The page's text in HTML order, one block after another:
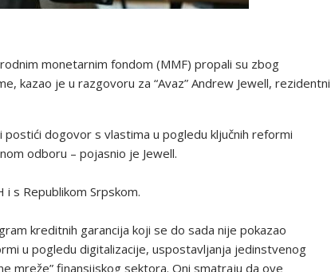
monetarnim fondom (MMF) propali su zbog
kazao je u razgovoru za “Avaz” Andrew Jewell, rezidentni
dogovor s vlastima u pogledu ključnih reformi
odboru – pojasnio je Jewell.
s Republikom Srpskom.
kreditnih garancija koji se do sada nije pokazao
u pogledu digitalizacije, uspostavljanja jedinstvenog
mreže” finansijskog sektora. Oni smatraju da ove